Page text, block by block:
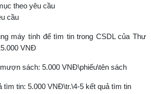
theo yêu cầu
cầu
máy tính để tìm tin trong CSDL của Thư
VNĐ
sách: 5.000 VNĐ\phiếu\tên sách
tìm tin: 5.000 VNĐ\tr.\4-5 kết quả tìm tin